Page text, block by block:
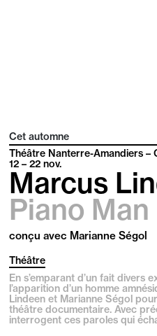
Cet automne
Théâtre Nanterre-Amandiers –
12 – 22nov.
Marcus
Piano Man
conçu avec Marianne Ségol
Théâtre
En s’emparant d’un fait divers
l’apparition d’un homme
Lindeen et Marianne Ségol
théâtre documentaire. Avec
interrogent ces paroles qui